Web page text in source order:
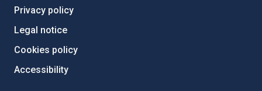
Privacy policy
Legal notice
Cookies policy
Accessibility